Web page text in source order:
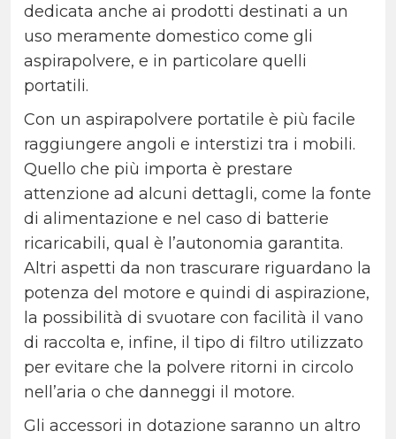
dedicata anche ai prodotti destinati a un
uso meramente domestico come gli
aspirapolvere, e in particolare quelli
portatili.
Con un aspirapolvere portatile è più facile
raggiungere angoli e interstizi tra i mobili.
Quello che più importa è prestare
attenzione ad alcuni dettagli, come la fonte
di alimentazione e nel caso di batterie
ricaricabili, qual è l’autonomia garantita.
Altri aspetti da non trascurare riguardano la
potenza del motore e quindi di aspirazione,
la possibilità di svuotare con facilità il vano
di raccolta e, infine, il tipo di filtro utilizzato
per evitare che la polvere ritorni in circolo
nell’aria o che danneggi il motore.
Gli accessori in dotazione saranno un altro